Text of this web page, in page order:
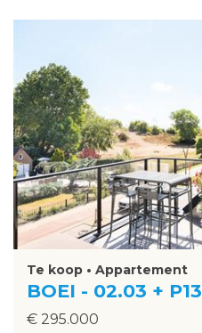
Te koop • Appartement
BOEI - 02.03 + P13
€ 295.000